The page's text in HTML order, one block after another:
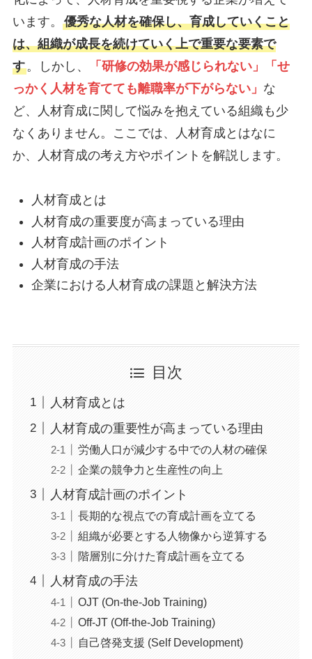
います。 優秀な人材を確保し、育成していくこと
は、組織が成長を続けていく上で重要な要素で
す。しかし、
「研修の効果が感じられない」「せ
っかく人材を育てても離職率が下がらない」 な
ど、人材育成に関して悩みを抱えている組織も少
なくありません。ここでは、人材育成とはなに
か、人材育成の考え方やポイントを解説します。
人材育成とは
人材育成の重要度が高まっている理由
人材育成計画のポイント
人材育成の手法
企業における人材育成の課題と解決方法
目次
人材育成とは
人材育成の重要性が高まっている理由
労働人口が減少する中での人材の確保
企業の競争力と生産性の向上
人材育成計画のポイント
長期的な視点での育成計画を立てる
組織が必要とする人物像から逆算する
階層別に分けた育成計画を立てる
人材育成の手法
OJT (On-the-Job Training)
Off-JT (Off-the-Job Training)
自己啓発支援 (Self Development)